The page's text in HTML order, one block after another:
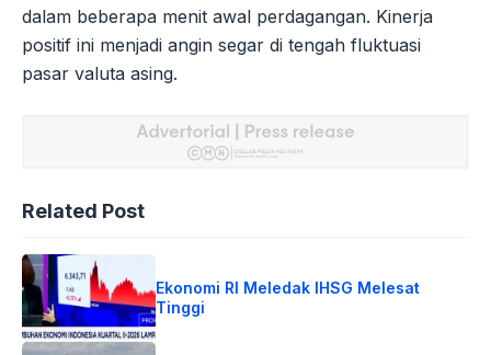
dalam beberapa menit awal perdagangan. Kinerja
positif ini menjadi angin segar di tengah fluktuasi
pasar valuta asing.
Related Post
Ekonomi RI Meledak IHSG Melesat
Tinggi